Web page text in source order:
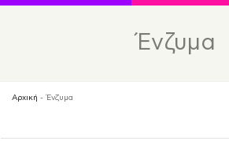
Ένζυμα
Αρχική - Ένζυμα